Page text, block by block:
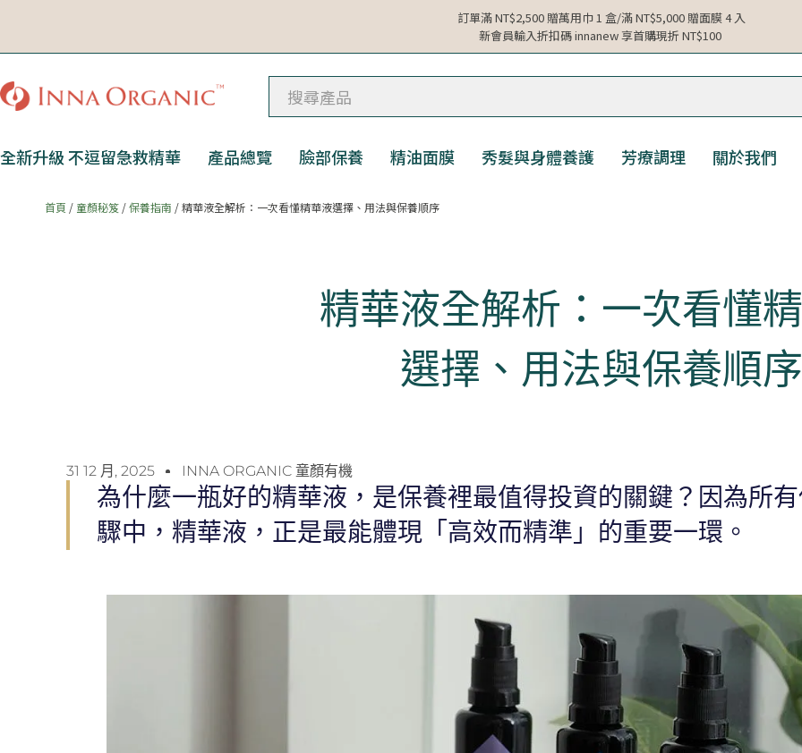
訂單滿 NT$2,500 贈萬用巾 1 盒/滿 NT$5,000 贈面膜 4 入
新會員輸入折扣碼 innanew 享首購現折 NT$100
全新升級 不逗留急救精華 產品總覽 臉部保養 精油面膜 秀髮與身體養護 芳療調理 關於我們
首頁 / 童顏秘笈 /保養指南 / 精華液全解析：一次看懂精華液選擇、用法與保養順序
精華液全解析：一次看懂
選擇、用法與保養順序
31 12 月, 2025 INNA ORGANIC 童顏有機
為什麼一瓶好的精華液，是保養裡最值得投資的關鍵？因為所
驟中，精華液，正是最能體現「高效而精準」的重要一環。